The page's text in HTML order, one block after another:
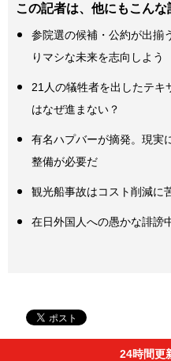
この記者は、他にもこん
参院選の候補・公約が出揃
りマシな未来を志向しよう
21人の犠牲者を出したテキ
はなぜ進まない？
有名ハプバーが摘発。現実
整備が必要だ
観光船事故はコスト削減に
在日外国人への愚かな誹謗
24時間更